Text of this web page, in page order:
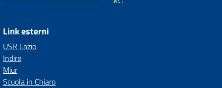
Link esterni
USR Lazio
Indire
Miur
Scuola in Chiaro